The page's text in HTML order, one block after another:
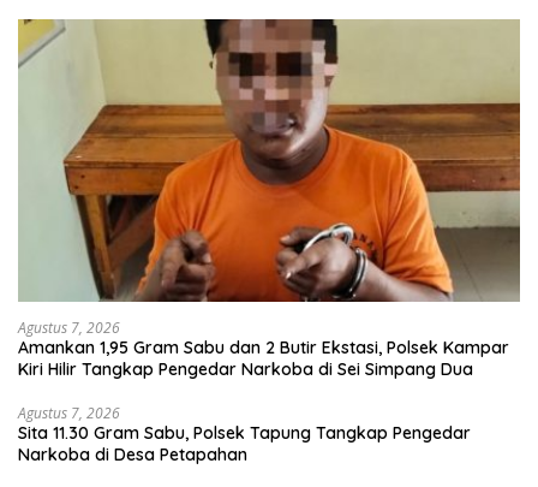
Agustus 7, 2026
Amankan 1,95 Gram Sabu dan 2 Butir Ekstasi, Polsek Kampar
Kiri Hilir Tangkap Pengedar Narkoba di Sei Simpang Dua
Agustus 7, 2026
Sita 11.30 Gram Sabu, Polsek Tapung Tangkap Pengedar
Narkoba di Desa Petapahan